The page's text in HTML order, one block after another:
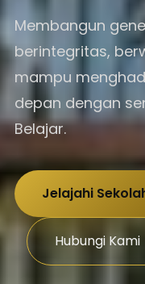
Membangun
berintegritas,
mampu
depan dengan
Belajar.
Jelajahi
Hubungi Kami